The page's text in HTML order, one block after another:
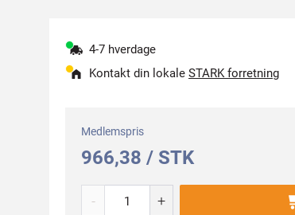
4-7 hverdage
Kontakt din lokale STARK forretning
Medlemspris
966,38 / STK
- +